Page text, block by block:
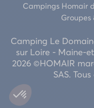
Campings Homair
Groupes
Camping Le
sur Loire - Maine-
2026 ©HOMAIR
SAS.